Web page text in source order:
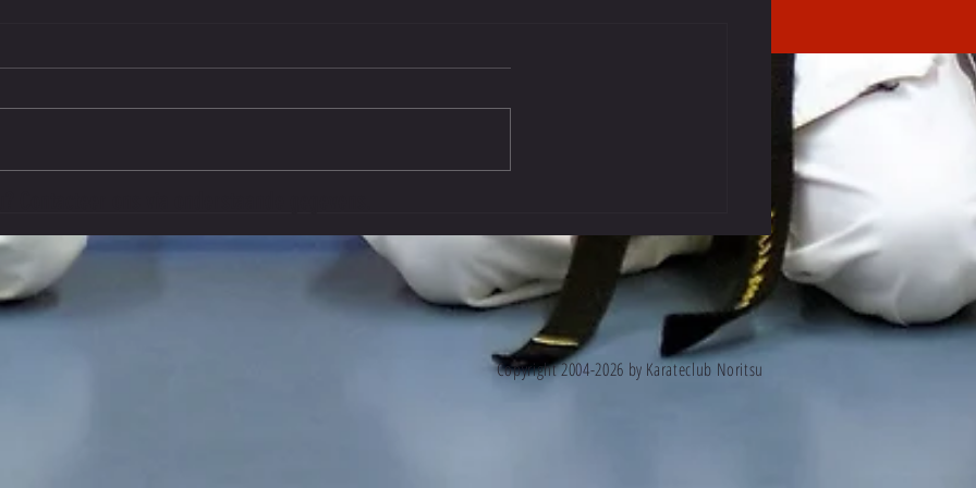
Iedereen geslaagd voor examen
Copyright 2004-2026 by Karateclub Noritsu